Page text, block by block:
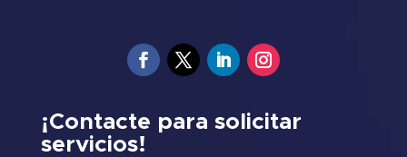
¡Contacte para solicitar
servicios!